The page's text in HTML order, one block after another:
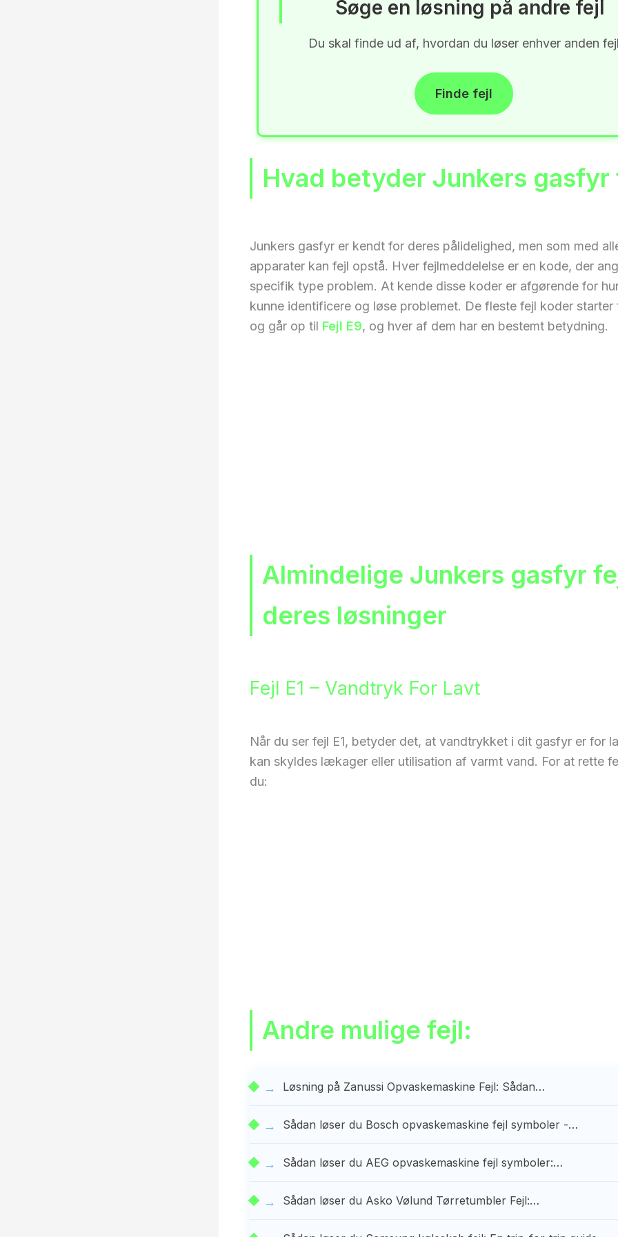
Søge en løsning på andre fejl
Du skal finde ud af, hvordan du løser enhver anden
Finde fejl
Hvad betyder Junkers gasfyr
Junkers gasfyr er kendt for deres pålidelighed, men som med
apparater kan fejl opstå. Hver fejlmeddelelse er en kode, der
specifik type problem. At kende disse koder er afgørende for
kunne identificere og løse problemet. De fleste fejl koder
og går op til Fejl E9, og hver af dem har en bestemt betydning.
Almindelige Junkers gasfyr
deres løsninger
Fejl E1 – Vandtryk For Lavt
Når du ser fejl E1, betyder det, at vandtrykket i dit gasfyr er for
kan skyldes lækager eller utilisation af varmt vand. For at rette
du:
Andre mulige fejl:
Løsning på Zanussi Opvaskemaskine Fejl: Sådan…
Sådan løser du Bosch opvaskemaskine fejl symboler -…
Sådan løser du AEG opvaskemaskine fejl symboler:…
Sådan løser du Asko Vølund Tørretumbler Fejl:…